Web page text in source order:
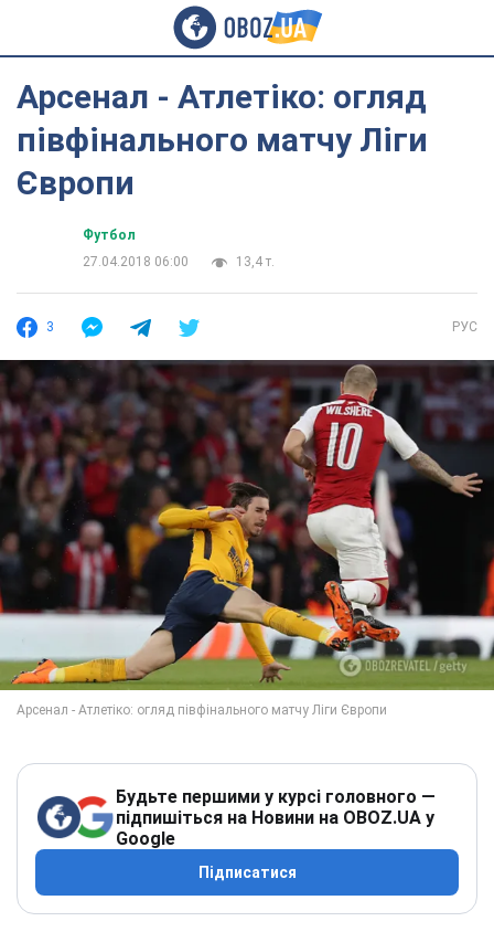
Арсенал - Атлетіко: огляд
півфінального матчу Ліги
Європи
Футбол
27.04.2018 06:00
13,4 т.
3 РУС
Будьте першими у курсі головного —
підпишіться на Новини на OBOZ.UA у
Google
Підписатися